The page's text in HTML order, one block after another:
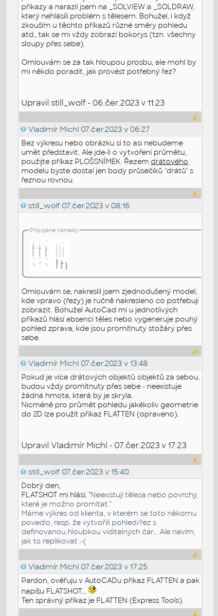
příkazy a narazil jsem na _SOLVIEW a _SOLDRAW,
který nehlásili problém s tělesem. Bohužel, i když
zkouším u těchto příkazů různé směry pohledu
atd., tak se mi vždy zobrazí bokorys (tzn. všechny
sloupy přes sebe).
Omlouvám se za tak hloupou prosbu, ale mohl by
mi někdo poradit, jak provést potřebný řez?
Upravil still_wolf - 06.čer.2023 v 11:23
Vladimír Michl 07.čer.2023 v 06:27
Bez výkresu nebo obrázku si to asi nebudeme
umět představit. Ale jde-li o vytvoření průmětu,
použijte příkaz PLOŠSNÍMEK. Řezemdrátového
modelu byste dostal jen body průsečíků "drátů" s
řeznou rovnou.
still_wolf 07.čer.2023 v 08:16
Připojené náhledy
Omlouvám se, nakreslil jsem zjednodušený model,
kde vpravo (řezy) je ručně nakresleno co potřebuji
zobrazit. Bohužel AutoCad mi u jednotlivých
příkazů hlásí absenci těles nebo vygeneruje pouhý
pohled zprava, kde jsou promítnuty stožáry přes
sebe.
Vladimír Michl 07.čer.2023 v 13:48
Pokud je více drátových objektů objektů za sebou,
budou vždy promítnuty přes sebe - neexistuje
žádná hmota, která by je skryla.
Nicméně pro průmět pohledu jakékoliv geometrie
do 2D lze použít příkaz FLATTEN (opraveno).
Upravil Vladimír Michl - 07.čer.2023 v 17:23
still_wolf 07.čer.2023 v 15:40
Dobrý den,
FLATSHOT mi hlásí, "Neexistují tělesa nebo povrchy,
které je možno promítat."
Máme výkres od klienta, v kterém se toto někomu
povedlo, resp. že vytvořili pohled/řez s
definovanou hloubkou viditelných čar... Ale nevím,
jak to replikovat :-(
Vladimír Michl 07.čer.2023 v 17:25
Pardon, ověřuju v AutoCADu příkaz FLATTEN a pak
napíšu FLATSHOT...
Ten správný příkaz je FLATTEN (Express Tools).